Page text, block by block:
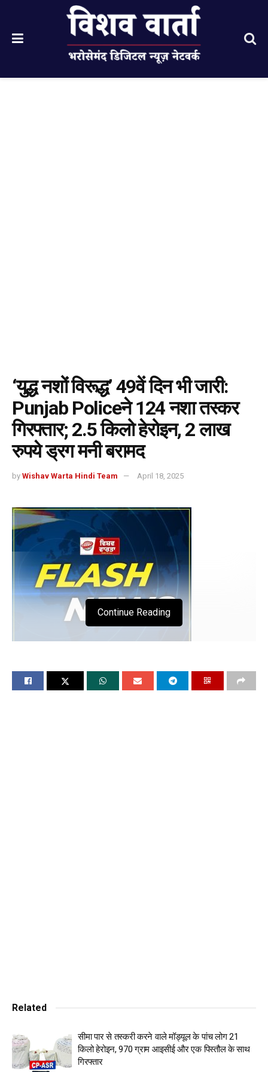
‘युद्ध नशों विरूद्ध’ 49वें दिन भी जारी:
Punjab Policeने 124 नशा तस्कर
गिरफ्तार; 2.5 किलो हेरोइन, 2 लाख
रुपये ड्रग मनी बरामद
by Wishav Warta Hindi Team April 18, 2025
तस्करों की संख्या 6573 हो गई है।
यह ऑपरेशन डायरैक्टर जनरल ऑफ पुलिस (डीजीपी) गौरव यादव के
निर्देशों पर प्रदेश भर में चलाया गया। पुलिस टीमों ने सभी 28 जिलों में
पहचाने गए ड्रग हॉटस्पॉट्स पर दोपहर 3 बजे से शाम 6 बजे तक एक साथ
Continue Reading
Related
सीमा पार से तस्करी करने वाले मॉड्यूल के पांच लोग 21
किलो हेरोइन, 970 ग्राम आइसीई और एक पिस्तौल के साथ
गिरफ्तार